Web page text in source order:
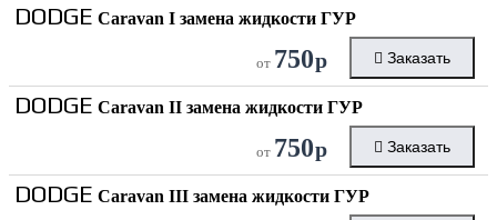
DODGE Caravan I замена жидкости ГУР
от 750р Заказать
DODGE Caravan II замена жидкости ГУР
от 750р Заказать
DODGE Caravan III замена жидкости ГУР